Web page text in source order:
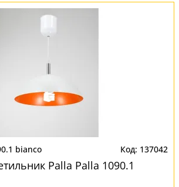
bianco 137042
Palla Palla 1090.1